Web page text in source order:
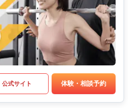
公式サイト 体験・相談予約